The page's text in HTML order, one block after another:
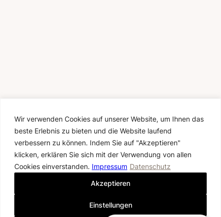
Wir verwenden Cookies auf unserer Website, um Ihnen das
beste Erlebnis zu bieten und die Website laufend
verbessern zu können. Indem Sie auf "Akzeptieren"
klicken, erklären Sie sich mit der Verwendung von allen
Cookies einverstanden. Impressum Datenschutz
Einstellungen
Akzeptieren
vorhandenen Musterbrautkleider.
Entdecke ausgewählte Einzelstücke und finde
dein Traumkleid zum halben Preis. Jedes Kleid
ist nur einmal verfügbar – sichere dir jetzt
deinen persönlichen Anprobetermin.
Die Aktion gilt vom 1. bis 31. August 2026
ausschließlich für vorhandene Musterkleider
und nur solange der Vorrat reicht. Nicht mit
anderen Aktionen kombinierbar. Änderungen
JETZT ANPROBETERMIN SICHERN